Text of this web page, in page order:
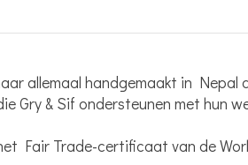
allemaal handgemaakt in
Gry & Sif ondersteunen met hun
Fair Trade-certificaat van de